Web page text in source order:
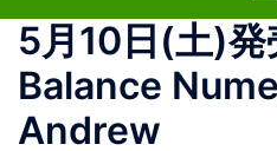
ス
ル
ニ
5月10日(土)
Balance
Andrew